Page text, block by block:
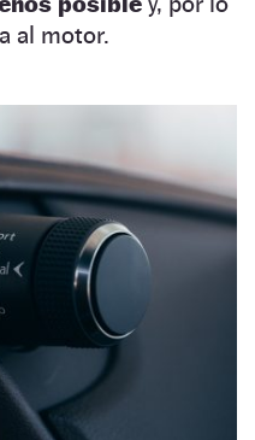
al motor.